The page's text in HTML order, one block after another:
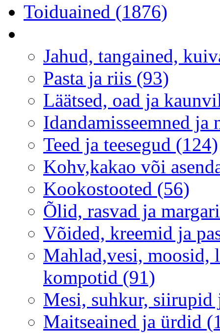
Toiduained (1876)
Jahud, tangained,
Pasta ja riis (93)
Läätsed, oad ja
Idandamisseemned ja
Teed ja teesegud (124)
Kohv,kakao või
Kookostooted (56)
Õlid, rasvad ja
Võided, kreemid ja
Mahlad,vesi, moosid,
kompotid (91)
Mesi, suhkur, siirupid
Maitseained ja ürdid